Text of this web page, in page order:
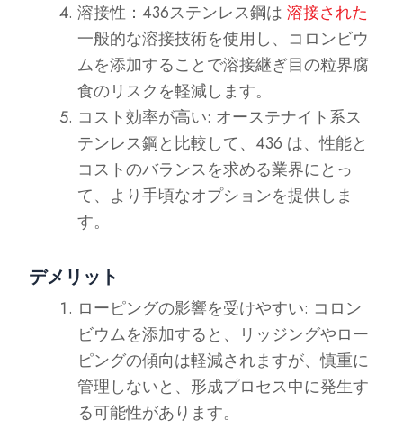
溶接性：436ステンレス鋼は溶接された
一般的な溶接技術を使用し、コロンビウ
ムを添加することで溶接継ぎ目の粒界腐
食のリスクを軽減します。
コスト効率が高い: オーステナイト系ス
テンレス鋼と比較して、436 は、性能と
コストのバランスを求める業界にとっ
て、より手頃なオプションを提供しま
す。
デメリット
ローピングの影響を受けやすい: コロン
ビウムを添加すると、リッジングやロー
ピングの傾向は軽減されますが、慎重に
管理しないと、形成プロセス中に発生す
る可能性があります。